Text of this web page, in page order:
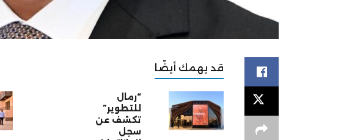
قد يهمك أيضًا
“رمال
للتطوير”
تكشف عن
سجل